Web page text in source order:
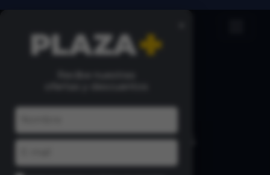
MÁS CONCIERTOS